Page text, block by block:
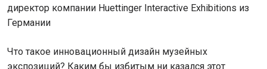
директор компании Huettinger Interactive Exhibitions из
Германии
Что такое инновационный дизайн музейных
экспозиций? Каким бы избитым ни казался этот